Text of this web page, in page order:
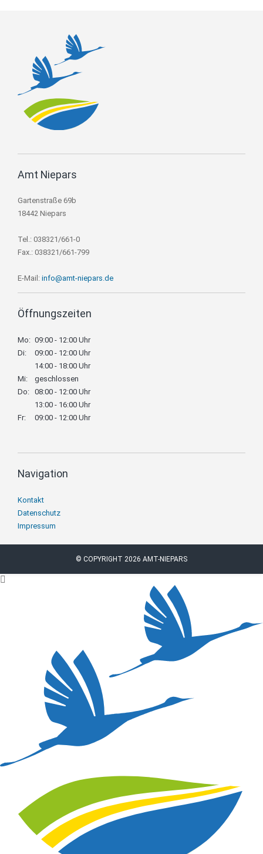
Amt Niepars
Gartenstraße 69b
18442 Niepars
Tel.: 038321/661-0
Fax.: 038321/661-799
E-Mail: info@amt-niepars.de
Öffnungszeiten
Mo: 09:00 - 12:00 Uhr
Di:
09:00 - 12:00 Uhr
14:00 - 18:00 Uhr
Mi:
geschlossen
Do: 08:00 - 12:00 Uhr
13:00 - 16:00 Uhr
Fr:
09:00 - 12:00 Uhr
Navigation
Navigation
überspringen
Kontakt
Datenschutz
Impressum
© COPYRIGHT 2026 AMT-NIEPARS